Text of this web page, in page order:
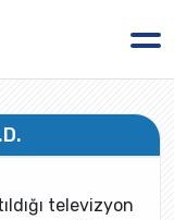
televizyon